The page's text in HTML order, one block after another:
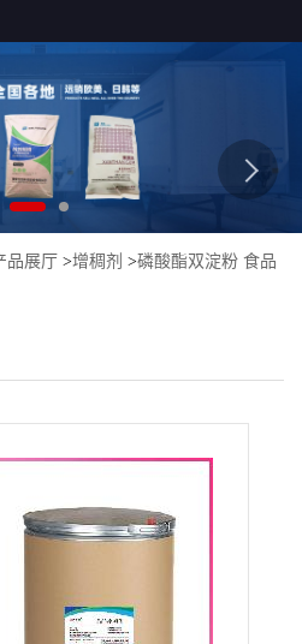
品展厅 >增稠剂 >磷酸酯双淀粉 食品